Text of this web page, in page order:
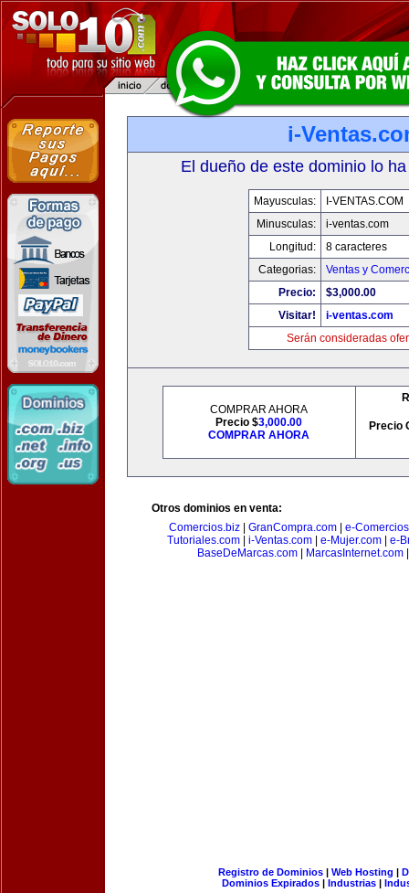
i-
El dueño de este dominio lo
Mayusculas:
I-VENTAS.COM
Minusculas:
i-ventas.com
Longitud:
8 caracteres
Categorias:
Ventas y
Precio:
$3,000.00
Visitar!
i-ventas.com
Serán consideradas
COMPRAR AHORA
Precio $3,000.00
COMPRAR AHORA
Precio
Otros dominios en venta:
Comercios.biz| GranCompra.com| e-
Tutoriales.com
i-Ventas.com e-Mujer.com
e-
BaseDeMarcas.com
MarcasInternet.com
Registro de Dominios| Web Hosting |
Dominios Expirados | Industrias |